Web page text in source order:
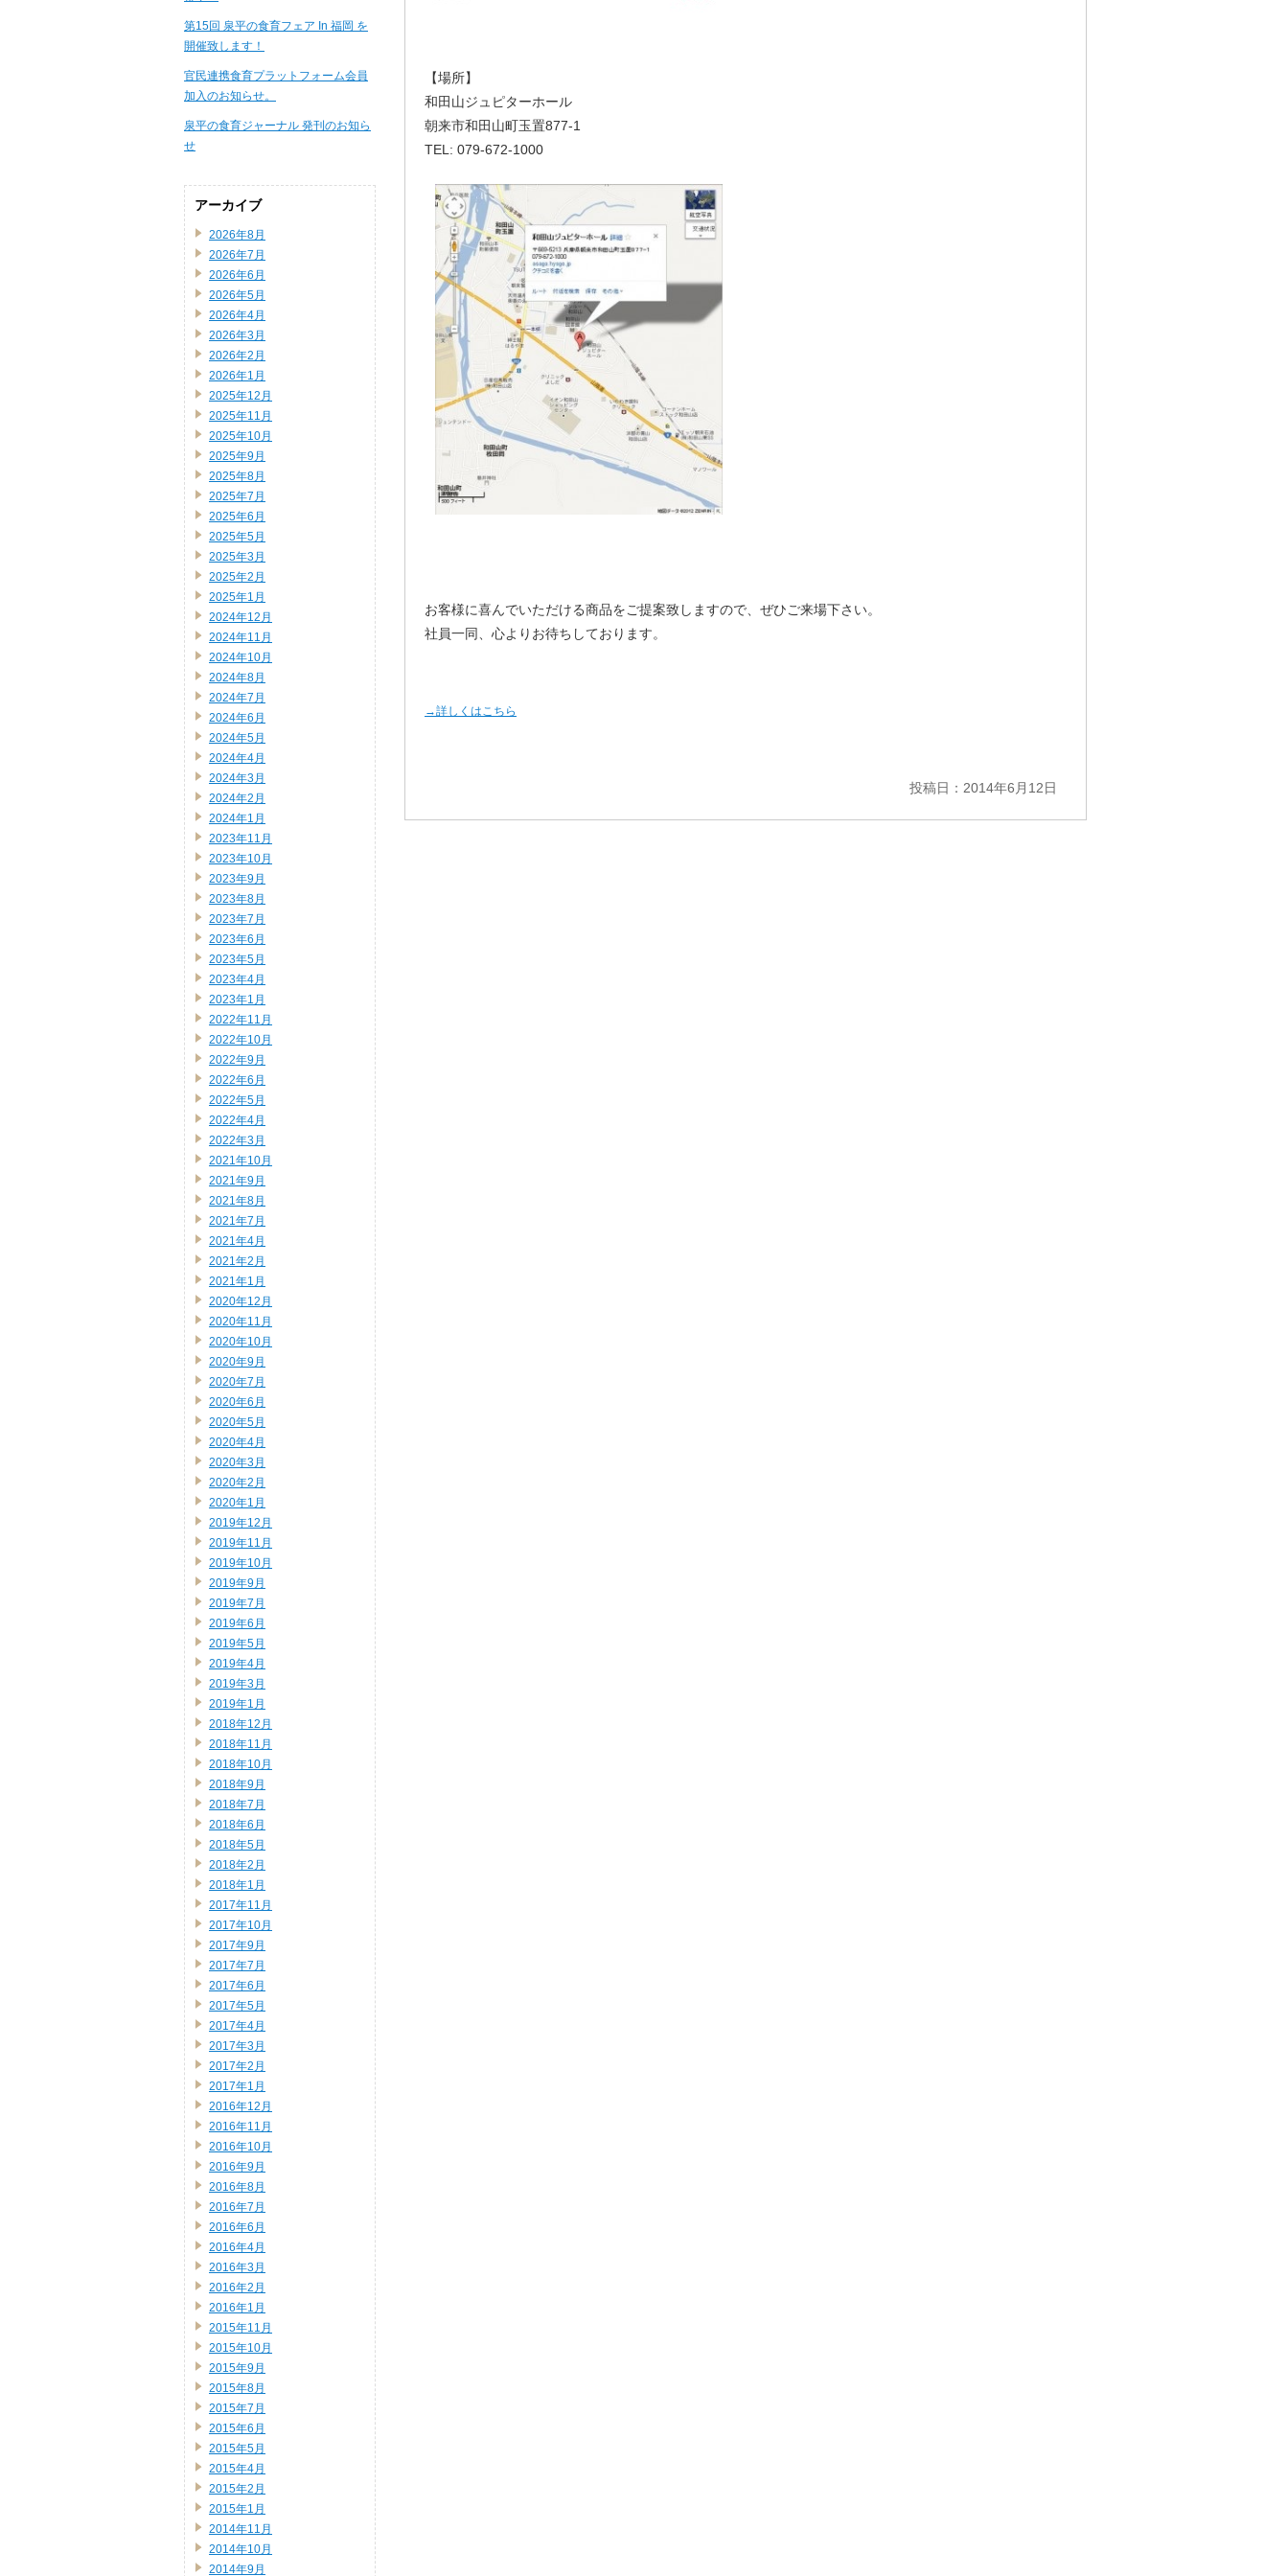
【場所】
和田山ジュピターホール
朝来市和田山町玉置877-1
TEL: 079-672-1000
お客様に喜んでいただける商品をご提案致しますので、ぜひご来場下さい。
社員一同、心よりお待ちしております。
→詳しくはこちら
投稿日：2014年6月12日
第15回 泉平の食育フェア In 福岡 を
開催致します！
官民連携食育プラットフォーム会員
加入のお知らせ。
泉平の食育ジャーナル 発刊のお知ら
せ
アーカイブ
2026年8月
2026年7月
2026年6月
2026年5月
2026年4月
2026年3月
2026年2月
2026年1月
2025年12月
2025年11月
2025年10月
2025年9月
2025年8月
2025年7月
2025年6月
2025年5月
2025年3月
2025年2月
2025年1月
2024年12月
2024年11月
2024年10月
2024年8月
2024年7月
2024年6月
2024年5月
2024年4月
2024年3月
2024年2月
2024年1月
2023年11月
2023年10月
2023年9月
2023年8月
2023年7月
2023年6月
2023年5月
2023年4月
2023年1月
2022年11月
2022年10月
2022年9月
2022年6月
2022年5月
2022年4月
2022年3月
2021年10月
2021年9月
2021年8月
2021年7月
2021年4月
2021年2月
2021年1月
2020年12月
2020年11月
2020年10月
2020年9月
2020年7月
2020年6月
2020年5月
2020年4月
2020年3月
2020年2月
2020年1月
2019年12月
2019年11月
2019年10月
2019年9月
2019年7月
2019年6月
2019年5月
2019年4月
2019年3月
2019年1月
2018年12月
2018年11月
2018年10月
2018年9月
2018年7月
2018年6月
2018年5月
2018年2月
2018年1月
2017年11月
2017年10月
2017年9月
2017年7月
2017年6月
2017年5月
2017年4月
2017年3月
2017年2月
2017年1月
2016年12月
2016年11月
2016年10月
2016年9月
2016年8月
2016年7月
2016年6月
2016年4月
2016年3月
2016年2月
2016年1月
2015年11月
2015年10月
2015年9月
2015年8月
2015年7月
2015年6月
2015年5月
2015年4月
2015年2月
2015年1月
2014年11月
2014年10月
2014年9月